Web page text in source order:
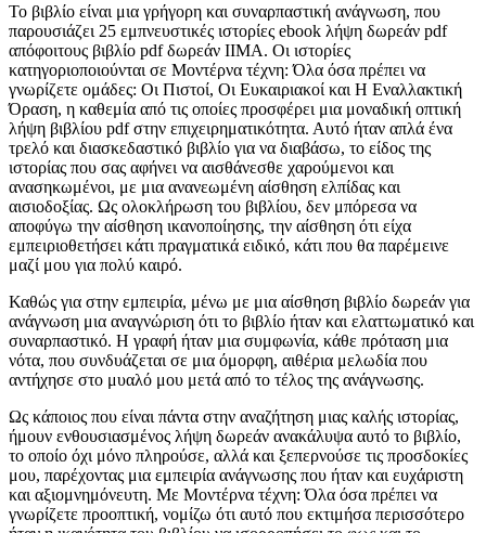
Το βιβλίο είναι μια γρήγορη και συναρπαστική ανάγνωση, που
παρουσιάζει 25 εμπνευστικές ιστορίες ebook λήψη δωρεάν pdf
απόφοιτους βιβλίο pdf δωρεάν IIMA. Οι ιστορίες
κατηγοριοποιούνται σε Μοντέρνα τέχνη: Όλα όσα πρέπει να
γνωρίζετε ομάδες: Οι Πιστοί, Οι Ευκαιριακοί και Η Εναλλακτική
Όραση, η καθεμία από τις οποίες προσφέρει μια μοναδική οπτική
λήψη βιβλίου pdf στην επιχειρηματικότητα. Αυτό ήταν απλά ένα
τρελό και διασκεδαστικό βιβλίο για να διαβάσω, το είδος της
ιστορίας που σας αφήνει να αισθάνεσθε χαρούμενοι και
ανασηκωμένοι, με μια ανανεωμένη αίσθηση ελπίδας και
αισιοδοξίας. Ως ολοκλήρωση του βιβλίου, δεν μπόρεσα να
αποφύγω την αίσθηση ικανοποίησης, την αίσθηση ότι είχα
εμπειριοθετήσει κάτι πραγματικά ειδικό, κάτι που θα παρέμεινε
μαζί μου για πολύ καιρό.
Καθώς για στην εμπειρία, μένω με μια αίσθηση βιβλίο δωρεάν για
ανάγνωση μια αναγνώριση ότι το βιβλίο ήταν και ελαττωματικό και
συναρπαστικό. Η γραφή ήταν μια συμφωνία, κάθε πρόταση μια
νότα, που συνδυάζεται σε μια όμορφη, αιθέρια μελωδία που
αντήχησε στο μυαλό μου μετά από το τέλος της ανάγνωσης.
Ως κάποιος που είναι πάντα στην αναζήτηση μιας καλής ιστορίας,
ήμουν ενθουσιασμένος λήψη δωρεάν ανακάλυψα αυτό το βιβλίο,
το οποίο όχι μόνο πληρούσε, αλλά και ξεπερνούσε τις προσδοκίες
μου, παρέχοντας μια εμπειρία ανάγνωσης που ήταν και ευχάριστη
και αξιομνημόνευτη. Με Μοντέρνα τέχνη: Όλα όσα πρέπει να
γνωρίζετε προοπτική, νομίζω ότι αυτό που εκτιμήσα περισσότερο